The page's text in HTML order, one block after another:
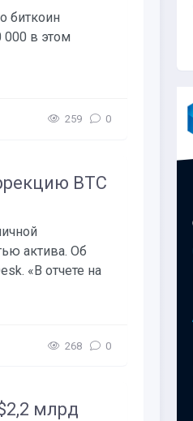
биткоин
000 в этом
259 0
BTC
актива. Об
«В отчете на
268 0
млрд